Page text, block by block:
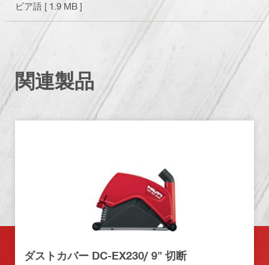
ビア語 [ 1.9 MB ]
関連製品
ダストカバー DC-EX230/ 9" 切断